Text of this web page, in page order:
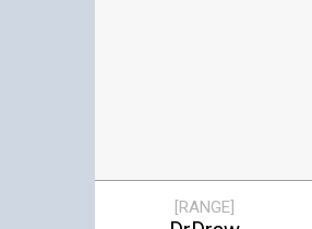
[RANGE]